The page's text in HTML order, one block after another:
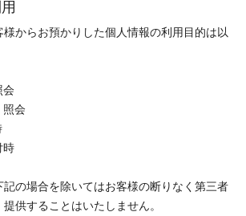
様からお預かりした個人情報の利用目的は以
会
照会
時
記の場合を除いてはお客様の断りなく第三者
供することはいたしません。